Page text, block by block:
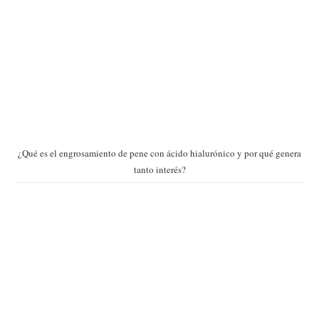
¿Qué es el engrosamiento de pene con ácido hialurónico y por qué genera
tanto interés?